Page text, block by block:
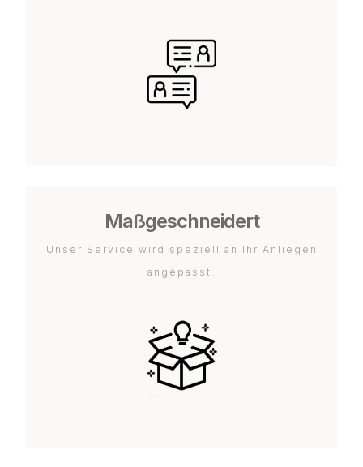
Maßgeschneidert
Unser Service wird speziell an Ihr Anliegen
angepasst.